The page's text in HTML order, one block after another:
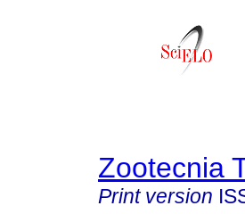
Zootecnia
Print version